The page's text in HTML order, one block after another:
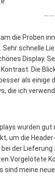
——
die Proben
Sehr schnelle
Display.
Die
als einige
die ich
wurden
um die
bei der Lieferung
sind meine